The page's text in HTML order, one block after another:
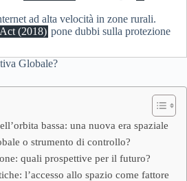
ad alta velocità in zone rurali.
(2018) pone dubbi sulla protezione
Globale?
bassa: una nuova era spaziale
o strumento di controllo?
quali prospettive per il futuro?
l’accesso allo spazio come fattore